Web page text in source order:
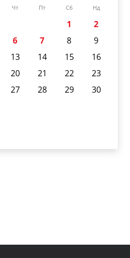
Чт Пт Сб Нд
1
2
6 7 8
9
13 14 15
16
20 21 22
23
27 28 29
30